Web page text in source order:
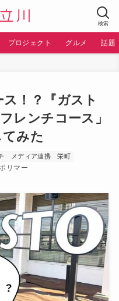
検索
プロジェクト グルメ 話題
！？『ガスト
レンチコース」
みた
メディア連携 栄町
リマー